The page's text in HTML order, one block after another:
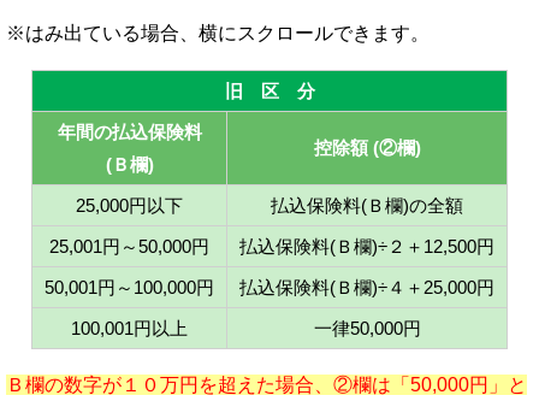
旧 区 分
年間の払込保険料
(Ｂ欄)
控除額 (②欄)
25,000円以下
払込保険料(Ｂ欄)の全額
25,001円～50,000円
払込保険料(Ｂ欄)÷２＋12,500円
50,001円～100,000円
払込保険料(Ｂ欄)÷４＋25,000円
100,001円以上
一律50,000円
Ｂ欄の数字が１０万円を超えた場合、②欄は「50,000円」と